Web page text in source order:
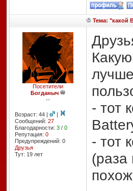
Тема: "какой
Посетители
Богданыч
--
Возраст: 44 |
|
Сообщений: 27
Благодарности: 3/ 0
Репутация: 0
Предупреждений: 0
Друзья
Тут: 19 лет
- тот
- тот
(раза